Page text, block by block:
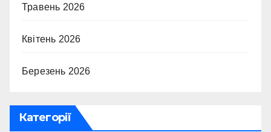
Травень 2026
Квітень 2026
Березень 2026
Категорії